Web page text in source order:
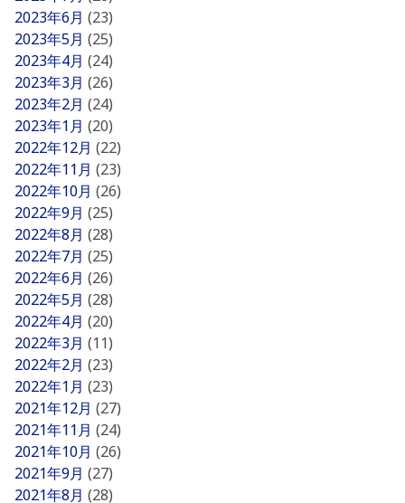
2023年6月 (23)
2023年5月 (25)
2023年4月 (24)
2023年3月 (26)
2023年2月 (24)
2023年1月 (20)
2022年12月 (22)
2022年11月 (23)
2022年10月 (26)
2022年9月 (25)
2022年8月 (28)
2022年7月 (25)
2022年6月 (26)
2022年5月 (28)
2022年4月 (20)
2022年3月 (11)
2022年2月 (23)
2022年1月 (23)
2021年12月 (27)
2021年11月 (24)
2021年10月 (26)
2021年9月 (27)
2021年8月 (28)